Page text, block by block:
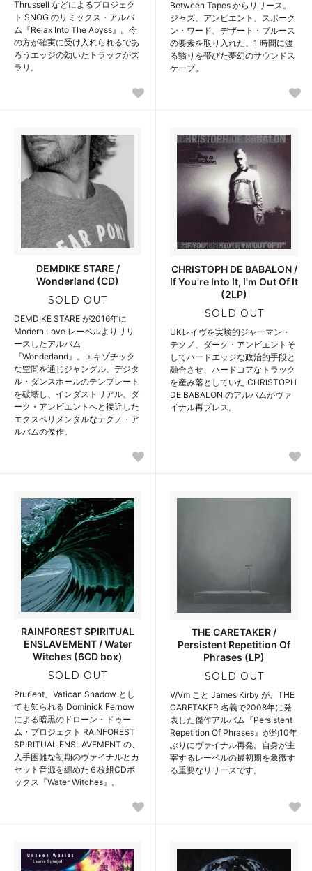
Thrussell などによるプロジェク
ト SNOG のリミックス・アルバ
ム『Relax Into The Abyss』。今
の方が確実に受け入れられるであ
ろうエッジの効いたトラックがズ
ラリ。
Between Tapes からリリース。
ジャズ、アンビエント、スポーク
ン・ワード、デザート・ブルース
の要素を取り入れた、1 時間に渡
る翳りを帯びた夢幻のサウンドス
ケープ。
DEMDIKE STARE /
Wonderland (CD)
SOLD OUT
DEMDIKE STARE が2016年に
Modern Love レーベルよりリリ
ースしたアルバム
『Wonderland』。エキゾチック
な空間を通じジャングル、デジタ
ル・ダンスホールのテンプレート
を破壊し、インダストリアル、ダ
ーク・アンビエントへと接近した
エクスペリメンタルなテクノ・ア
ルバムの傑作。
CHRISTOPH DE BABALON /
If You're Into It, I'm Out Of It
(2LP)
SOLD OUT
UKレイヴを実験的ジャーマン・
テクノ、ダーク・アンビエントそ
してハードエッジな政治的手段と
融合させ、ハードコアなトラック
を産み落としていた CHRISTOPH
DE BABALON のアルバムがヴァ
イナル再プレス。
RAINFOREST SPIRITUAL
ENSLAVEMENT / Water
Witches (6CD box)
SOLD OUT
Prurient、Vatican Shadow とし
ても知られる Dominick Fernow
による暗黒のドローン・ドゥー
ム・プロジェクト RAINFOREST
SPIRITUAL ENSLAVEMENT の、
入手困難な初期のヴァイナルとカ
セット音源を纏めた６枚組CDボ
ックス『Water Witches』。
THE CARETAKER /
Persistent Repetition Of
Phrases (LP)
SOLD OUT
V/Vm こと James Kirby が、THE
CARETAKER 名義で2008年に発
表した傑作アルバム『Persistent
Repetition Of Phrases』が約10年
ぶりにヴァイナル再発。自身が主
宰するレーベルの最初期を象徴す
る重要なリリースです。